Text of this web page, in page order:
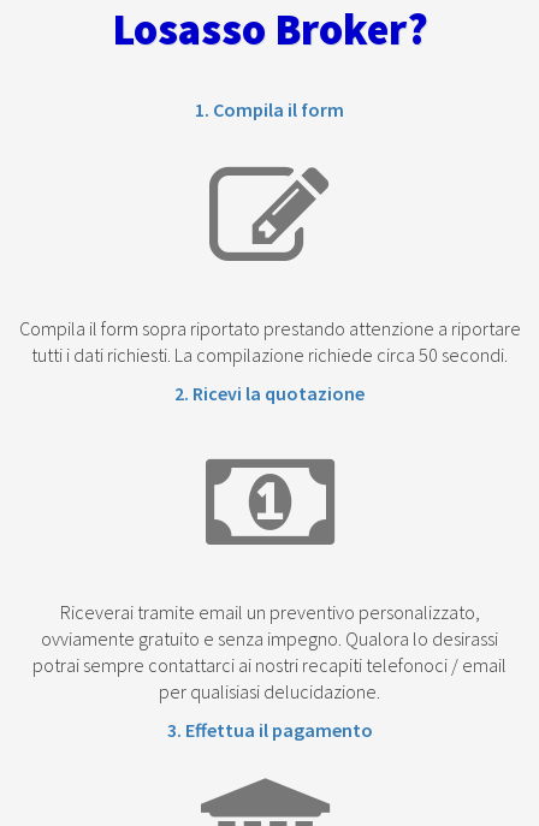
Losasso Broker?
1. Compila il form
Compila il form sopra riportato prestando attenzione a riportare
tutti i dati richiesti. La compilazione richiede circa 50 secondi.
2. Ricevi la quotazione
Riceverai tramite email un preventivo personalizzato,
ovviamente gratuito e senza impegno. Qualora lo desirassi
potrai sempre contattarci ai nostri recapiti telefonoci / email
per qualisiasi delucidazione.
3. Effettua il pagamento